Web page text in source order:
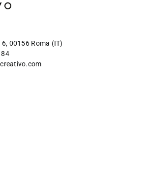
00156 Roma (IT)